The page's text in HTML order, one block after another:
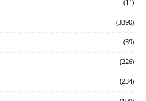
(11)
(3390)
(39)
(226)
(234)